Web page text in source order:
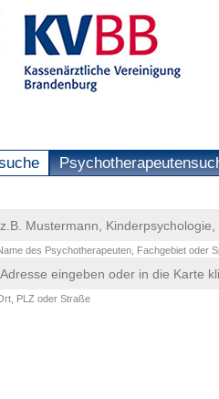
des Psychotherapeuten, Fachgebiet oder
PLZ oder Straße